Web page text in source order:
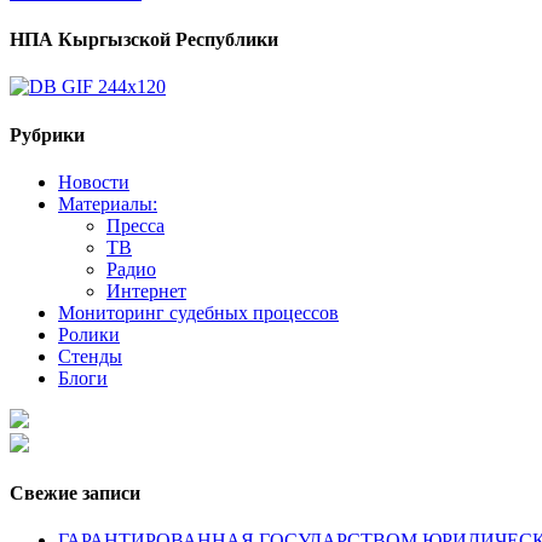
НПА Кыргызской Республики
Рубрики
Новости
Материалы:
Пресса
ТВ
Радио
Интернет
Мониторинг судебных процессов
Ролики
Стенды
Блоги
Свежие записи